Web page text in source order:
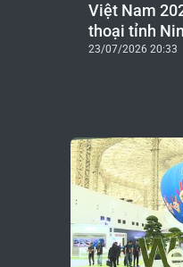
Việt Nam
thoại tỉnh
23/07/2026 20:33